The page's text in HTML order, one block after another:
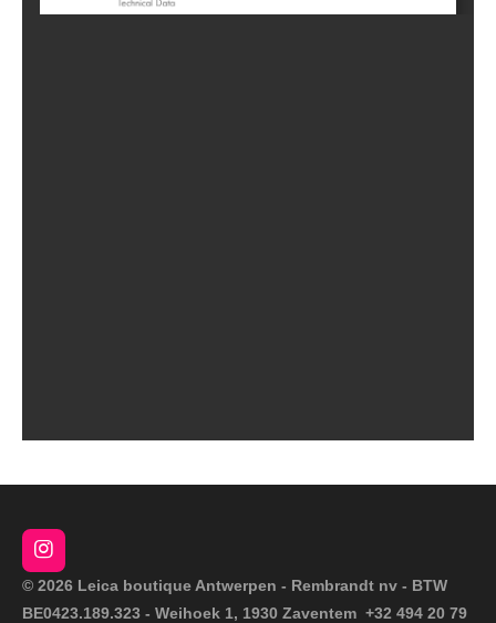
I
n
t
© 2026 Leica boutique Antwerpen - Rembrandt nv - BTW
BE0423.189.323 - Weihoek 1, 1930 Zaventem +32 494 20 79